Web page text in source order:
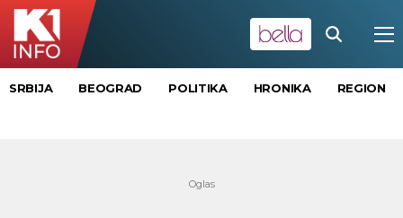
SRBIJA BEOGRAD POLITIKA HRONIKA REGION